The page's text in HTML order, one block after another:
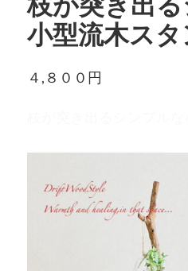
小型流木ス
４,８０